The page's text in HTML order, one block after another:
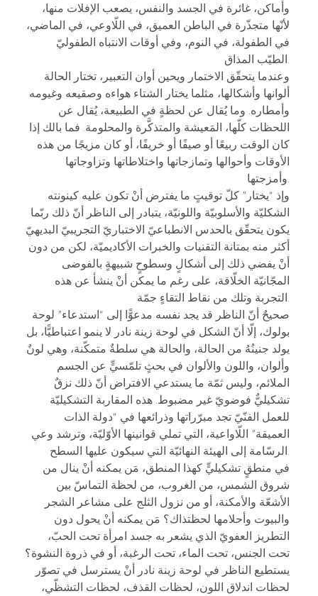
وأماكن، غائرة في الجسد والنفس، يصعب الإفلات منها،
لأنّها متجذّرة في الباطن العميق، في اللّاوعي، في الماضي،
في الطفولة، في النوم، وفي أوقات الانتباه الطفوليّ
الطيّب المذاق.
وعندما يتحقّق الاختمار ويحين أوان التعبير، تختار الحالة
ألوانها وأشكالها، مثلما يختار الشتاء هواءه وصقيعه وغيومه
وأمطاره. وما يُقال عن لحظةٍ في الطبيعة، يُقال عن
اللحظات كلّها، المَعيشة والمتذكَّرة والمحلومة. فما بالك إذا
كان الوقت ربيعًا أو صيفًا أو خريفًا، أو كان مزيجًا من هذه
الأوقات وأحوالها وتمازجاتها واختلاطاتها وتزاوجاتها
وأمزجتها.
وإذ “يختار” كلّ توقيتٍ ما يفترض أنْ تكون عليه كينونته
الشكليّة والأسلوبيّة واللونيّة، يتبادر إلى الناظر أنّ ذلك ربّما
يكون يتحقّق بالحدس الانطباعيّ الاختباريّ التجريبيّ البديهيّ
أكثر منه بمتانة التقنيات والخبرات الأكاديميّة، لكن من دون
أنْ يفضي ذلك إلى أشكالٍ وسطوحٍ شبيهةٍ بالفوضى
المجّانيّة الخلّاقة، على رغم ما يمكن أنْ ينشأ عن هذه
التجربة وتلك من نقاط التقاءٍ جمّة.
صحيحٌ أنّ الناظر قد يجد نفسه مدعوًّا إلى “استدعاء” لوحة
بولوك، إلّا أنّ الشكل في لوحة زينة نادر لا ينمو اعتباطيًّا، بل
يولد جنينُهُ من الحالة، والحالة هي سلطةٌ متمكّنة، وهي لونٌ
وألوان، واللون والألوان في بحثٍ تلمّسيٍّ عن الجسم
الملائم، وليس ثمّة ما يستدعي الافتراض أنّ ذلك نزقٌ
تشكيليٌّ فوضويّ غير مضبوط. هذه المقاربة التشكيليّة
للعمل الفنّيّ تجد مبرّراتها وذرائعها في “دولة الذات
العميقة” اللّاواعية، التي تملي قوانينها الأوّليّة، وترشد وعي
الرسّامة إلى الهيئة النهائيّة التي سيكون عليها السطح.
في منطقٍ تشكيليٍّ كهذا المنطق، مَن يمكنه أنْ ينال من
شروق الشمس، من الغروب، من لحظة التماسّ بين
الأشعّة والأمكنة، أو من نزول الثلج على مشاعر الشجر
والبيوت وأحلامها لحظتذاك؟ مَن يمكنه أنْ يحول دون
التطريز العفويّ الذي يشعر به جسد امرأة تحت الحبّ،
تحت الجنس، تحت الماء، تحت الرغبة، أو في ذروة النشوة؟
يستطيع الناظر في لوحة زينة نادر أنْ يسترسل في تصوّر
لحظات اندلاق اللون، لحظات القذف، لحظات التشظّي،